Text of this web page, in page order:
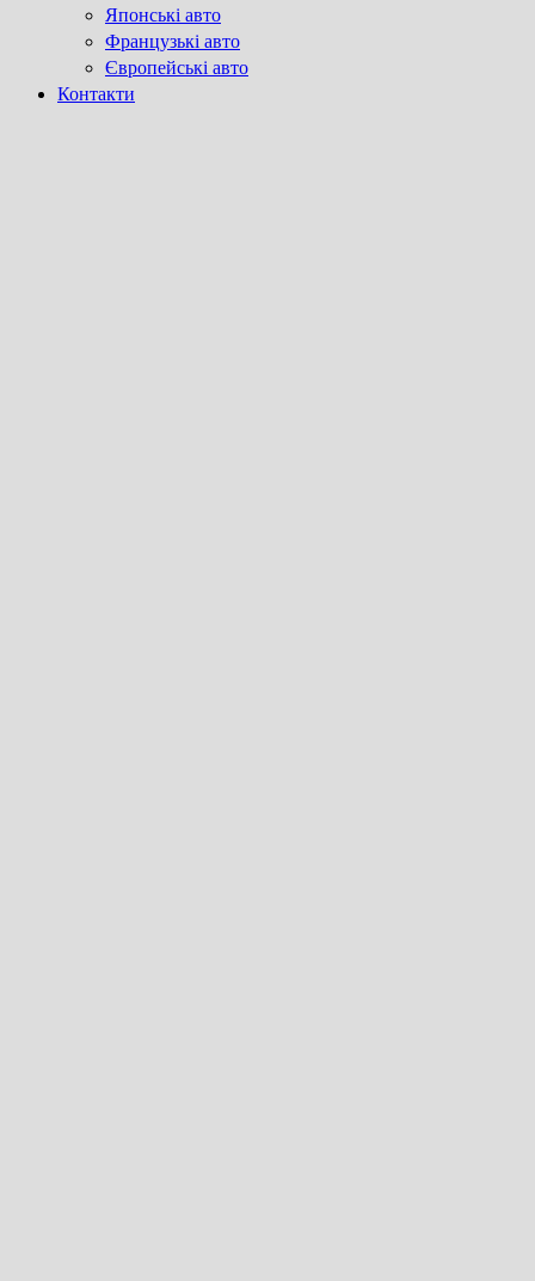
Японські авто
Французькі авто
Європейські авто
Контакти